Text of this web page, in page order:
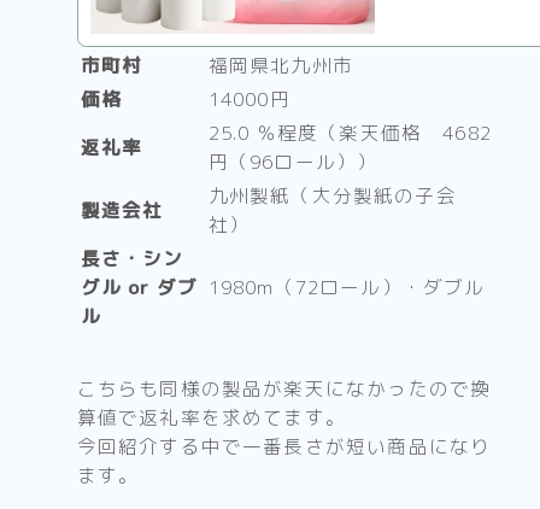
市町村
福岡県北九州市
価格
14000円
返礼率
25.0 ％程度（楽天価格 4682
円（96ロール））
製造会社
九州製紙（大分製紙の子会
社）
長さ・シン
グル or ダブ
ル
1980m（72ロール）・ダブル
こちらも同様の製品が楽天になかったので換
算値で返礼率を求めてます。
今回紹介する中で一番長さが短い商品になり
ます。